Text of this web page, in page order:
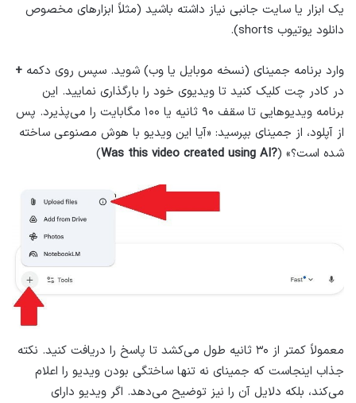
یک ابزار یا سایت جانبی نیاز داشته باشید (مثلاً ابزارهای مخصوص
دانلود یوتیوب shorts).
وارد برنامه جمینای (نسخه موبایل یا وب) شوید. سپس روی دکمه +
در کادر چت کلیک کنید تا ویدیوی خود را بارگذاری نمایید. این
برنامه ویدیوهایی تا سقف ۹۰ ثانیه یا ۱۰۰ مگابایت را می‌پذیرد. پس
از آپلود، از جمینای بپرسید: «آیا این ویدیو با هوش مصنوعی ساخته
شده است؟» (?Was this video created using AI
)
معمولاً کمتر از ۳۰ ثانیه طول می‌کشد تا پاسخ را دریافت کنید. نکته
جذاب اینجاست که جمینای نه تنها ساختگی بودن ویدیو را اعلام
می‌کند، بلکه دلایل آن را نیز توضیح می‌دهد. اگر ویدیو دارای